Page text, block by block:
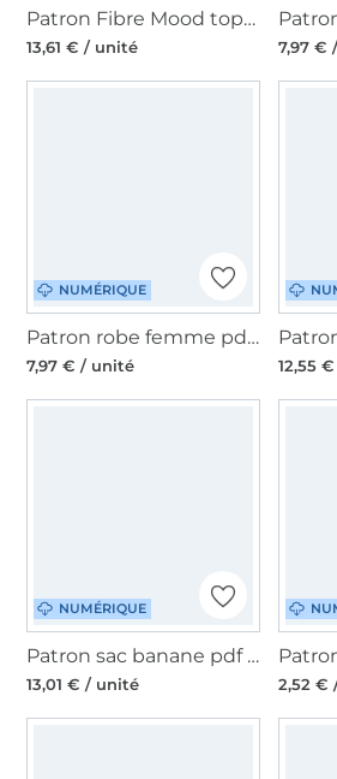
Patron Fibre Mood top femme pdf Evin, en français
13,61 € / unité 7,97 €
NUMÉRIQUE
Patron robe femme pdf Mme Carol Studio Schnittreif, en francais
7,97 € / unité 12,55
NUMÉRIQUE
Patron sac banane pdf kit Moon Bag Luna CreaResa, en allemand
13,01 € / unité 2,52 €